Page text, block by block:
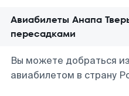
Авиабилеты Анапа
пересадками
Вы можете добраться
авиабилетом в страну